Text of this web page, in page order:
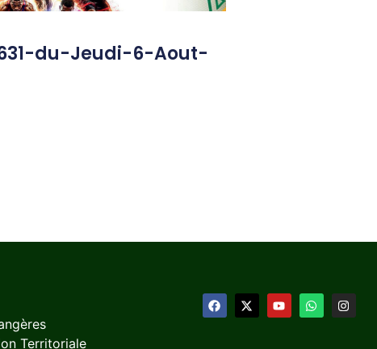
du-Jeudi-6-Aout-
Territoriale